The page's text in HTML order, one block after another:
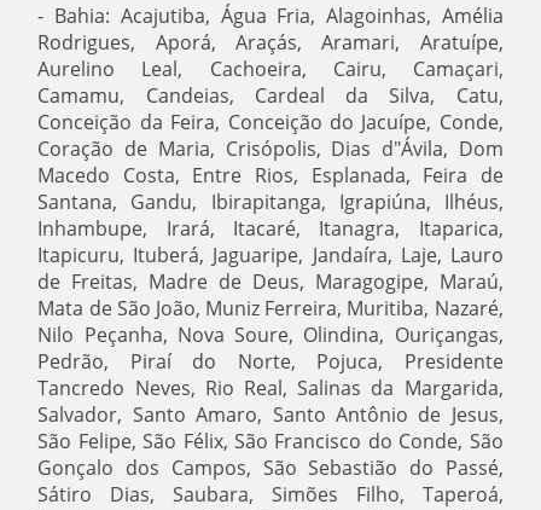
- Bahia: Acajutiba, Água Fria, Alagoinhas, Amélia
Rodrigues, Aporá, Araçás, Aramari, Aratuípe,
Aurelino Leal, Cachoeira, Cairu, Camaçari,
Camamu, Candeias, Cardeal da Silva, Catu,
Conceição da Feira, Conceição do Jacuípe, Conde,
Coração de Maria, Crisópolis, Dias d"Ávila, Dom
Macedo Costa, Entre Rios, Esplanada, Feira de
Santana, Gandu, Ibirapitanga, Igrapiúna, Ilhéus,
Inhambupe, Irará, Itacaré, Itanagra, Itaparica,
Itapicuru, Ituberá, Jaguaripe, Jandaíra, Laje, Lauro
de Freitas, Madre de Deus, Maragogipe, Maraú,
Mata de São João, Muniz Ferreira, Muritiba, Nazaré,
Nilo Peçanha, Nova Soure, Olindina, Ouriçangas,
Pedrão, Piraí do Norte, Pojuca, Presidente
Tancredo Neves, Rio Real, Salinas da Margarida,
Salvador, Santo Amaro, Santo Antônio de Jesus,
São Felipe, São Félix, São Francisco do Conde, São
Gonçalo dos Campos, São Sebastião do Passé,
Sátiro Dias, Saubara, Simões Filho, Taperoá,